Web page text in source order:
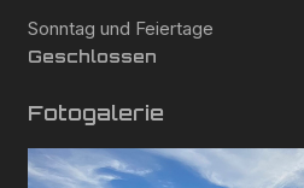
Sonntag und Feiertage
Geschlossen
Fotogalerie